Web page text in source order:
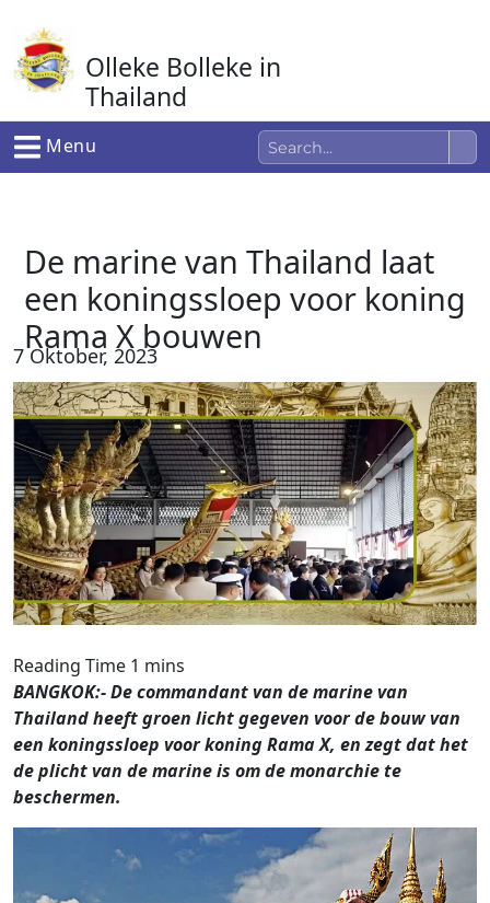
naar
de
inhoud
Olleke Bolleke in
Thailand
In Thailand
Menu
De marine van Thailand laat
een koningssloep voor koning
Rama X bouwen
7 Oktober, 2023
BANGKOK:- De commandant van de marine van
Thailand heeft groen licht gegeven voor de bouw van
een koningssloep voor koning Rama X, en zegt dat het
de plicht van de marine is om de monarchie te
beschermen.